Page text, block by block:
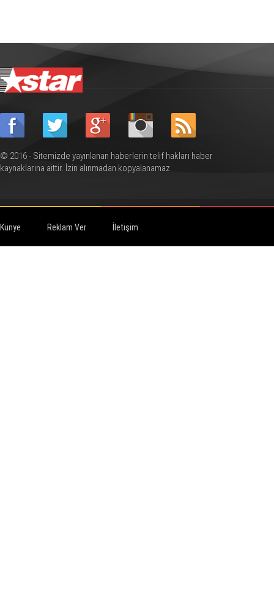
© 2016 - Sitemizde yayınlanan haberlerin telif hakları haber
kaynaklarına aittir. İzin alınmadan kopyalanamaz.
Künye Reklam Ver İletişim